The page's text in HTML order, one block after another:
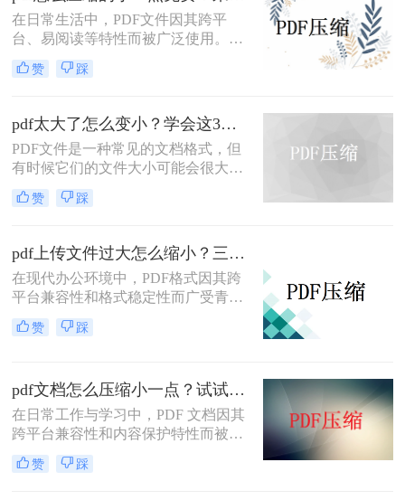
在日常生活中，PDF文件因其跨平
台、易阅读等特性而被广泛使用。然
而，当PDF文件体积过大时，会给存
储和传输带来诸多不便。那么pdf怎么
种免费且实用的PDF压缩方法。
赞 踩
pdf太大了怎么变小？学会这3个方法就够了！
PDF文件是一种常见的文档格式，但
有时候它们的文件大小可能会很大，
难以通过电子邮件或其他方式共享。
在这种情况下，大家可以使用以下方
大了怎么变小吧。
赞 踩
pdf上传文件过大怎么缩小？三招助你轻松缩小！
在现代办公环境中，PDF格式因其跨
平台兼容性和格式稳定性而广受青
睐。然而，高清图片、复杂布局和丰
富内容往往导致PDF文件体积庞大，
绍三种简单实用的PDF压缩技巧，助
你轻松优化PDF文件，提升文档传输
效率。
赞 踩
pdf文档怎么压缩小一点？试试这5个压缩方法！
在日常工作与学习中，PDF 文档因其
跨平台兼容性和内容保护特性而被广
泛使用。然而，当 PDF 文件中包含大
量高分辨率图片、内嵌字体或复杂图
赞 踩